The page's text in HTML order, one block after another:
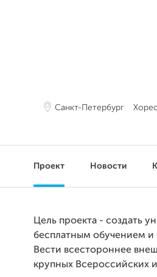
Санкт-Петербург
Проект Новости
Цель проекта - создать
бесплатным обучением и
Вести всестороннее
крупных Всероссийских